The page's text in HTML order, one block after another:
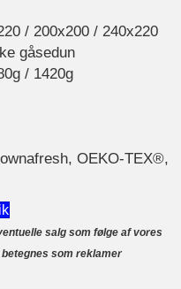
/ 200x200 / 240x220
gåsedun
/ 1420g
OEKO-TEX®,
salg som følge af vores
som reklamer